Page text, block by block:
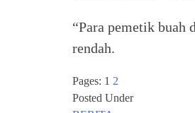
“Para pemetik buah
rendah.
Pages: 1 2
Posted Under